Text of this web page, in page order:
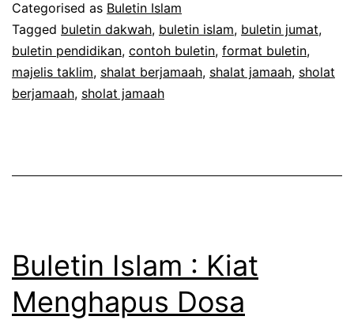
Teman
Sejati
Categorised as Buletin Islam
Tagged buletin dakwah, buletin islam, buletin jumat,
buletin pendidikan, contoh buletin, format buletin,
majelis taklim, shalat berjamaah, shalat jamaah, sholat
berjamaah, sholat jamaah
Buletin Islam : Kiat
Menghapus Dosa